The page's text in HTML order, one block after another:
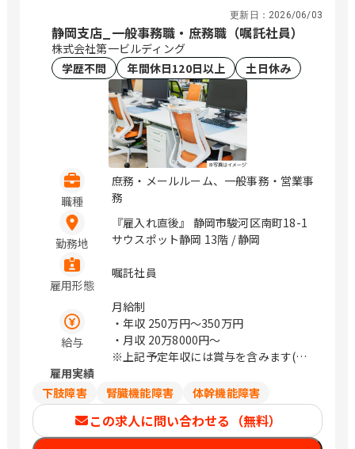
駿河区森下町1-35静岡ＭＹタワー5階 沼
津市上土町14 明治安田生命沼津上土町
ビル4階 愛知 名古屋市中村区椿町15-21
明治安田生命名古屋西口ビル9階 岡崎市
康生通南2-52明治安田生命岡崎ビル2階
三重 津市羽所町375 百五・明治安田ビ
ル8階 四日市市朝日町1-3明治安田生命
四日市ビル1階 兵庫 神戸市中央区磯上通
8-3-5明治安田生命神戸ビル3階 奈良 奈
良市高天町22-2 明治安田生命奈良ビル4
階 和歌山 和歌山市六番丁17明治安田生
命和歌山ビル2階 鳥取 鳥取市東品治町
478-8 明治安田生命松江ビル2階 岡山 岡
山市北区駅前町1-9-15明治安田生命岡
7 GRANODE広島11階 福山市昭和町2-3
19-7 明治安田生命下関ビル3階 周南市
御幸通り1-11 新興ビル6階 徳島 徳島市
東船場町2-37 明治安田生命徳島東船場
ビル3階 高知 高知市本町2-2-34 明治安
区紺屋町9-1明治安田生命小倉ビル2階
久留米市本町4-33 明治安田生命久留米
本町ビル5階 大分 大分市荷揚町1-30明
治安田生命大分ビル2階 （変更の範囲）
更新日： 2026/06/03
静岡支店_一般事務職・庶務職（嘱託社員）
株式会社第一ビルディング
学歴不問
年間休日120日以上 土日休み
職種
庶務・メールルーム、一般事務・営業事
務
勤務地
『雇入れ直後』 静岡市駿河区南町18-1
サウスポット静岡 13階 / 静岡
雇用形態
嘱託社員
給与
月給制
・年収 250万円〜350万円
・月収 20万8000円〜
※上記予定年収には賞与を含みます(実
※上記給与は目安のため、スキル・経験
等により決定します。
雇用実績
下肢障害
腎臓機能障害 体幹機能障害
この求人に問い合わせる（無料）